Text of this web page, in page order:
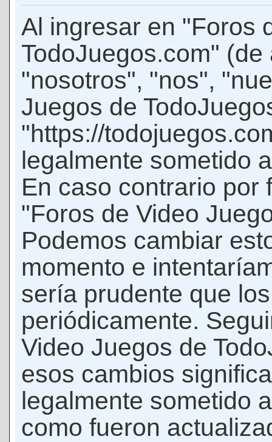
Al ingresar en "Foros
TodoJuegos.com"
"nosotros", "nos",
Juegos de
"https://
legalmente sometido
En caso contrario por
"Foros de Video
Podemos cambiar
momento e
sería prudente que
periódicamente.
Video Juegos de
esos cambios
legalmente sometido
como fueron